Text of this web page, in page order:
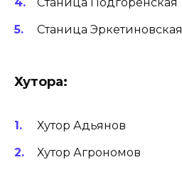
Станица Эркетиновская
Хуторa:
Хутор Адьянов
Хутор Агрономов